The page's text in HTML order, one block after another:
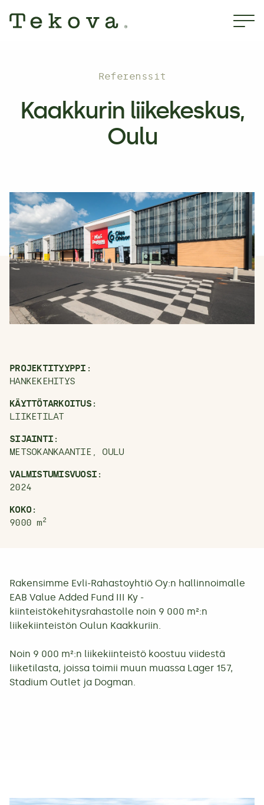
Referenssit
Kaakkurin liikekeskus,
Oulu
PROJEKTITYYPPI:
HANKEKEHITYS
KÄYTTÖTARKOITUS:
LIIKETILAT
SIJAINTI:
METSOKANKAANTIE, OULU
VALMISTUMISVUOSI:
2024
KOKO:
9000 m2
Rakensimme Evli-Rahastoyhtiö Oy:n hallinnoimalle
EAB Value Added Fund III Ky -
kiinteistökehitysrahastolle noin 9 000 m²:n
liikekiinteistön Oulun Kaakkuriin.
Noin 9 000 m²:n liikekiinteistö koostuu viidestä
liiketilasta, joissa toimii muun muassa Lager 157,
Stadium Outlet ja Dogman.